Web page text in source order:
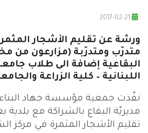
متدرّب ومتدرّبة (مزارعون من
البقاعية إضافة الى طلاب
اللبنانية – كلية الزراعة
نفّذت جمعية مؤسسة جهاد البناء
مديريّة البقاع بالشراكة مع
تقليم الأشجار المثمرة في مركز